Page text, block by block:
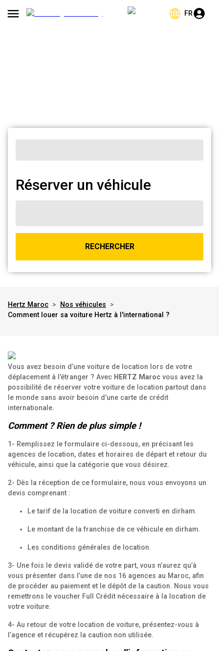
FR
Réserver un véhicule
RECHERCHER
Hertz Maroc > Nos véhicules
>
Comment louer sa voiture Hertz à l'international ?
Vous avez besoin d’une voiture de location lors de votre
déplacement à l’étranger ? Avec HERTZ Maroc vous avez la
possibilité de réserver votre voiture de location partout dans
le monde sans avoir besoin d’une carte de crédit
internationale.
Comment ? Rien de plus simple !
1- Remplissez le formulaire ci-dessous, en précisant les
agences de location, dates et horaires de départ et retour du
véhicule, ainsi que la catégorie que vous désirez.
2- Dès la réception de ce formulaire, nous vous envoyons un
devis comprenant :
Le tarif de la location de voiture converti en dirham.
Le montant de la franchise de ce véhicule en dirham.
Les conditions générales de location.
3- Une fois le devis validé de votre part, vous n’aurez qu’à
vous présenter dans l’une de nos 16 agences au Maroc, afin
de procéder au paiement et le dépôt de la caution. Nous vous
remettrons le voucher Full Crédit nécessaire à la location de
votre voiture.
4- Au retour de votre location de voiture, présentez-vous à
l’agence et récupérez la caution non utilisée.